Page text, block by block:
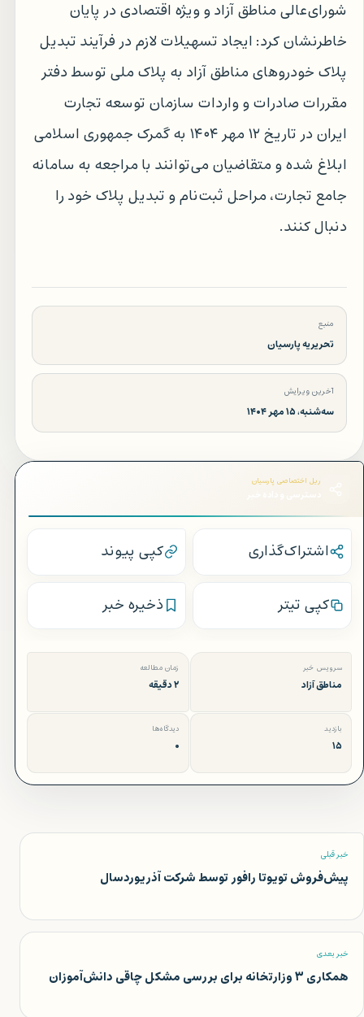
شورای‌عالی مناطق آزاد و ویژه اقتصادی در پایان
خاطرنشان کرد: ایجاد تسهیلات لازم در فرآیند تبدیل
پلاک خودروهای مناطق آزاد به پلاک ملی توسط دفتر
مقررات صادرات و واردات سازمان توسعه تجارت
ایران در تاریخ ۱۲ مهر ۱۴۰۴ به گمرک جمهوری اسلامی
ابلاغ شده و متقاضیان می‌توانند با مراجعه به سامانه
جامع تجارت، مراحل ثبت‌نام و تبدیل پلاک خود را
دنبال کنند.
منبع
تحریریه پارسیان
آخرین ویرایش
سه‌شنبه، ۱۵ مهر ۱۴۰۴
ریل اختصاصی پارسیان
اشتراک‌گذاری کپی پیوند
کپی تیتر ذخیره خبر
سرویس خبر
مناطق آزاد
زمان مطالعه
۲ دقیقه
بازدید
۱۵
دیدگاه‌ها
۰
خبر قبلی
پیش‌فروش تویوتا رافور توسط شرکت آذریوردسال
خبر بعدی
همکاری ۳ وزارتخانه برای بررسی مشکل چاقی دانش‌آموزان